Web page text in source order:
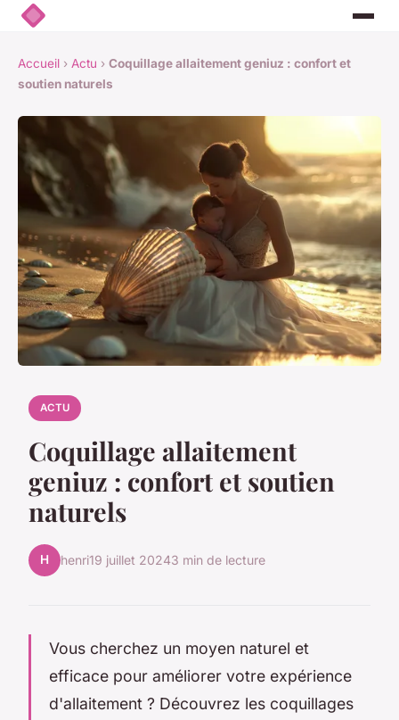
Accueil › Actu › Coquillage allaitement geniuz : confort et
soutien naturels
ACTU
Coquillage allaitement
geniuz : confort et soutien
naturels
H henri19 juillet 20243 min de lecture
Vous cherchez un moyen naturel et
efficace pour améliorer votre expérience
d'allaitement ? Découvrez les coquillages